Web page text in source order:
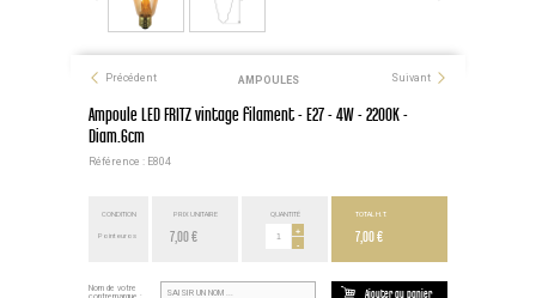
Précédent AMPOULES Suivant
Ampoule LED FRITZ vintage filament - E27 - 4W - 2200K -
Diam.6cm
Référence : E804
CONDITION
Point euros
PRIX UNITAIRE
7,00 €
QUANTITÉ
+
-
TOTAL H.T.
7,00 €
Nom de votre
Ajouter au panier